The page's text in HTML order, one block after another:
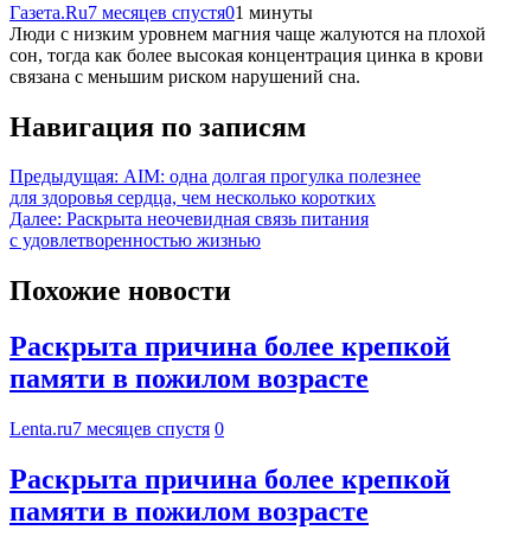
Газета.Ru7 месяцев спустя01 минуты
Люди с низким уровнем магния чаще жалуются на плохой
сон, тогда как более высокая концентрация цинка в крови
связана с меньшим риском нарушений сна.
Навигация по записям
Предыдущая: АIМ: одна долгая прогулка полезнее
для здоровья сердца, чем несколько коротких
Далее: Раскрыта неочевидная связь питания
с удовлетворенностью жизнью
Похожие новости
Раскрыта причина более крепкой
памяти в пожилом возрасте
Lenta.ru7 месяцев спустя 0
Раскрыта причина более крепкой
памяти в пожилом возрасте